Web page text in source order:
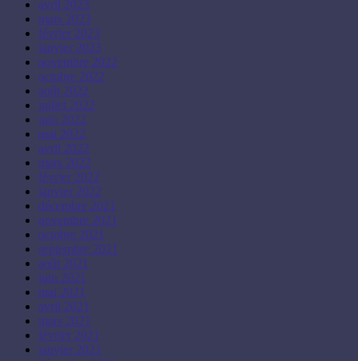
avril 2023
mars 2023
février 2023
janvier 2023
novembre 2022
octobre 2022
août 2022
juillet 2022
juin 2022
mai 2022
avril 2022
mars 2022
février 2022
janvier 2022
décembre 2021
novembre 2021
octobre 2021
septembre 2021
août 2021
juin 2021
mai 2021
avril 2021
mars 2021
février 2021
janvier 2021